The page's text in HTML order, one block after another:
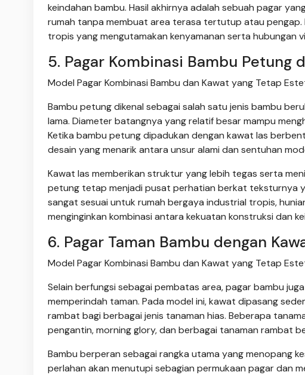
keindahan bambu. Hasil akhirnya adalah sebuah pagar
rumah tanpa membuat area terasa tertutup atau
tropis yang mengutamakan kenyamanan serta hubungan
5. Pagar Kombinasi Bambu Petung
Model Pagar Kombinasi Bambu dan Kawat yang Tetap
Bambu petung dikenal sebagai salah satu jenis bambu
lama. Diameter batangnya yang relatif besar mampu
Ketika bambu petung dipadukan dengan kawat las
desain yang menarik antara unsur alami dan sentuhan
Kawat las memberikan struktur yang lebih tegas serta
petung tetap menjadi pusat perhatian berkat teksturnya
sangat sesuai untuk rumah bergaya industrial tropis,
menginginkan kombinasi antara kekuatan konstruksi dan
6. Pagar Taman Bambu dengan
Model Pagar Kombinasi Bambu dan Kawat yang Tetap
Selain berfungsi sebagai pembatas area, pagar bambu
memperindah taman. Pada model ini, kawat dipasang
rambat bagi berbagai jenis tanaman hias. Beberapa
pengantin, morning glory, dan berbagai tanaman rambat
Bambu berperan sebagai rangka utama yang menopang
perlahan akan menutupi sebagian permukaan pagar dan